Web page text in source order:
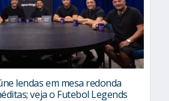
lendas em mesa redonda
veja o Futebol Legends